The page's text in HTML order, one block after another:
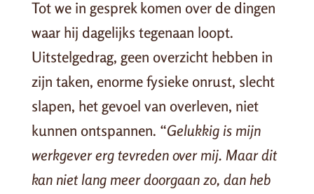
Tot we in gesprek komen over de dingen
waar hij dagelijks tegenaan loopt.
Uitstelgedrag, geen overzicht hebben in
zijn taken, enorme fysieke onrust, slecht
slapen, het gevoel van overleven, niet
kunnen ontspannen. “Gelukkig is mijn
werkgever erg tevreden over mij. Maar dit
kan niet lang meer doorgaan zo, dan heb